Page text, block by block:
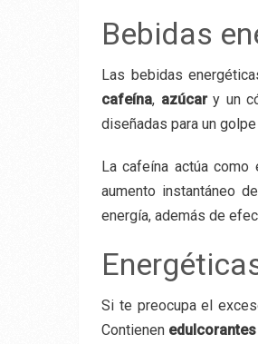
Bebidas
Las bebidas
cafeína, azúcary un
diseñadas para un
La cafeína actúa
aumento instantáneo
energía, además de
Si te preocupa el
Contienen